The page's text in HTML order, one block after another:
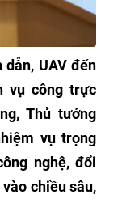
dẫn, UAV đến
vụ công trực
Thủ tướng
vụ trọng
nghệ, đổi
chiều sâu,